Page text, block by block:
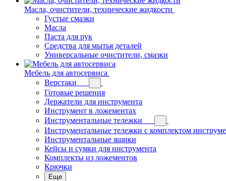
Масла, очистители, технические жидкости
Густые смазки
Масла
Паста для рук
Средства для мытья деталей
Универсальные очистители, смазки
Мебель для автосервиса
Верстаки
Готовые решения
Держатели для инструмента
Инструмент в ложементах
Инструментальные тележки
Инструментальные тележки с комплектом
Инструментальные ящики
Кейсы и сумки для инструмента
Комплекты из ложементов
Крючки
Еще